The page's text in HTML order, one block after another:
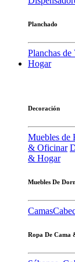
Planchado
Planchas de
Hogar
Decoración
Muebles de
& Oficinar
& Hogar
Muebles De
Camas
Ropa De Cama